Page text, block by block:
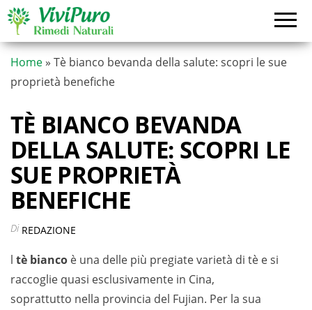
Vai
contenuto
Home » Tè bianco bevanda della salute: scopri le sue
proprietà benefiche
TÈ BIANCO BEVANDA
DELLA SALUTE: SCOPRI LE
SUE PROPRIETÀ
BENEFICHE
Di REDAZIONE
l tè bianco è una delle più pregiate varietà di tè e si
raccoglie quasi esclusivamente in Cina,
soprattutto nella provincia del Fujian. Per la sua